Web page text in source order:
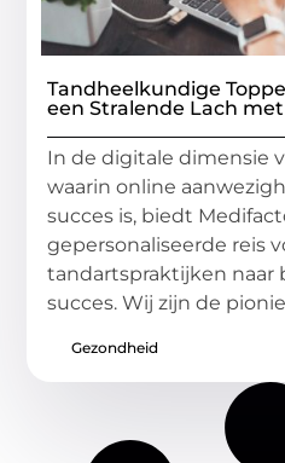
Tandheelkundige
een Stralende Lach
In de digitale dimensie
waarin online
succes is, biedt
gepersonaliseerde reis
tandartspraktijken naar
succes. Wij zijn de
Gezondheid